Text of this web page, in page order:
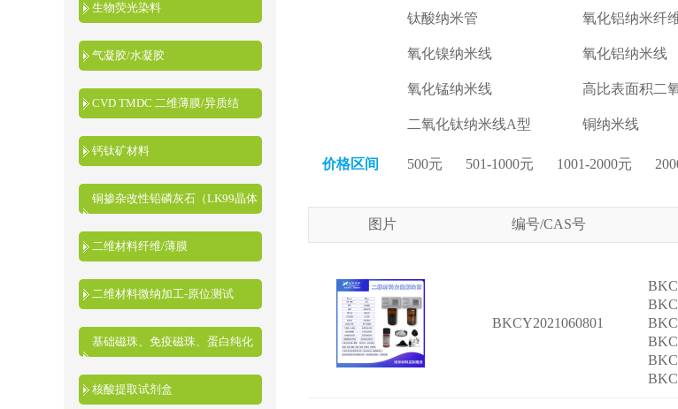
生物荧光染料
气凝胶/水凝胶
CVD TMDC 二维薄膜/异质结
钙钛矿材料
铜掺杂改性铅磷灰石（LK99晶体
粉末）
二维材料纤维/薄膜
二维材料微纳加工-原位测试
基础磁珠、免疫磁珠、蛋白纯化
磁珠、核酸提取磁珠
核酸提取试剂盒
钛酸纳米管 氧化铝纳米纤
氧化镍纳米线 氧化铝纳米线
氧化锰纳米线 高比表面积二
二氧化钛纳米线A型 铜纳米线
价格区间 500元 501-1000元 1001-2000元
图片 编号/CAS号
BKCY2021060801